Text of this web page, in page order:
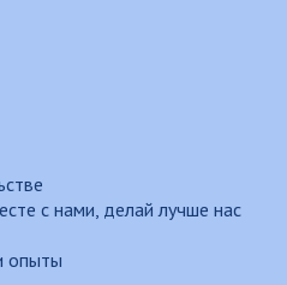
с нами, делай лучше нас
опыты